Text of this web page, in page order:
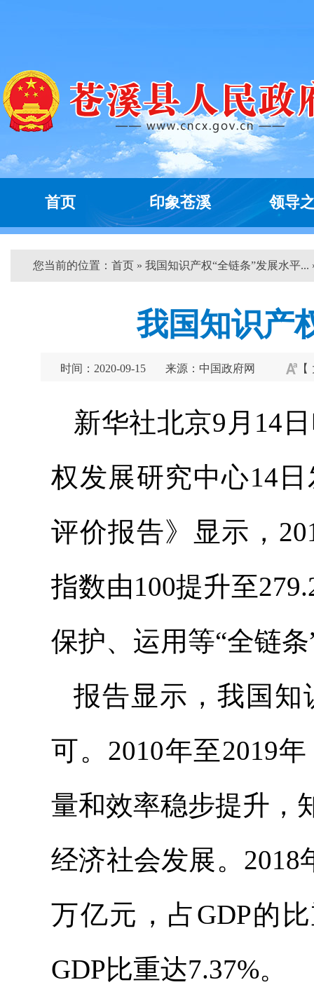
首页 印象苍溪 领导
您当前的位置： 首页 » 我国知识产权“全链条”发展水平...
我国知识产
时间：2020-09-15 来源：中国政府网 【
新华社北京9月14
权发展研究中心14
评价报告》显示，
指数由100提升至
保护、运用等“全链
报告显示，我国知
可。2010年至2019
量和效率稳步提升，
经济社会发展。2018
万亿元，占GDP的
GDP比重达7.37%。